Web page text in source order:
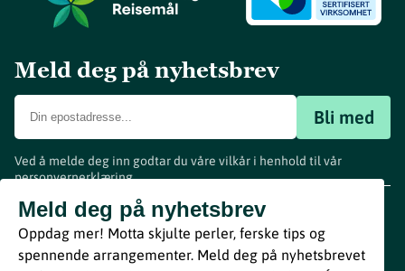
Meld deg på nyhetsbrev
Bli med
Ved å melde deg inn godtar du våre vilkår i henhold til vår
personvernerklæring.
Meld deg på nyhetsbrev
Oppdag mer! Motta skjulte perler, ferske tips og
spennende arrangementer. Meld deg på nyhetsbrevet
www.visitvestfold.com
Turistinformasjon
Vestfold Fylkeskommune